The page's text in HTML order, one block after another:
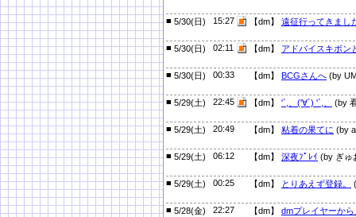
■ 5/30(日) 15:27 【dm】 遠征行ってきまし
■ 5/30(日) 02:11 【dm】 アドバイスキボン
■ 5/30(日) 00:33 【dm】 BCGさんへ (by
■ 5/29(土) 22:45 【dm】 '`,、('∀`) '`,、 (by
■ 5/29(土) 20:49 【dm】 粘着の果てに (by
■ 5/29(土) 06:12 【dm】 深夜ﾌﾟﾚｲ (by ぎゅ
■ 5/29(土) 00:25 【dm】 とりあえず登録。
■ 5/28(金) 22:27 【dm】 dmプレイヤーか